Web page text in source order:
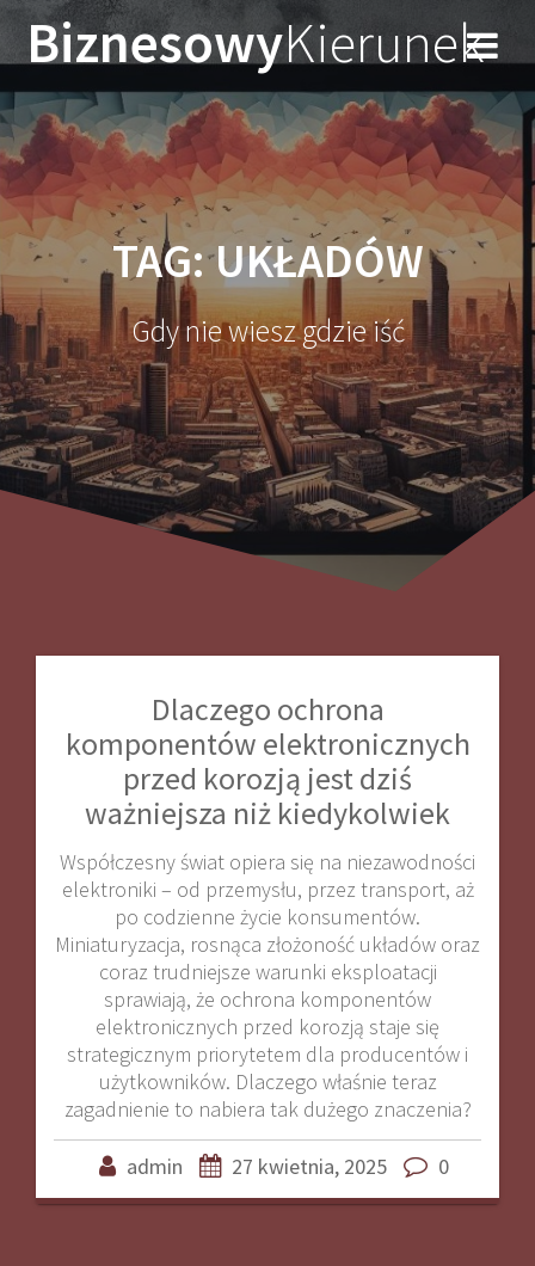
Przejdź
do
treści
BiznesowyKierunek
TAG:UKŁADÓW
Gdy nie wiesz gdzie iść
Dlaczego ochrona
komponentów elektronicznych
przed korozją jest dziś
ważniejsza niż kiedykolwiek
Współczesny świat opiera się na niezawodności
elektroniki – od przemysłu, przez transport, aż
po codzienne życie konsumentów.
Miniaturyzacja, rosnąca złożoność układów oraz
coraz trudniejsze warunki eksploatacji
sprawiają, że ochrona komponentów
elektronicznych przed korozją staje się
strategicznym priorytetem dla producentów i
użytkowników. Dlaczego właśnie teraz
zagadnienie to nabiera tak dużego znaczenia?
admin 27 kwietnia, 2025 0